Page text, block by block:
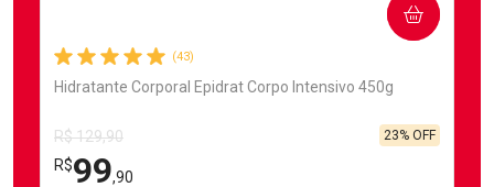
(43)
Hidratante Corporal Epidrat Corpo Intensivo 450g
R$ 129,90
R$99,90
23% OFF
COMPRAR